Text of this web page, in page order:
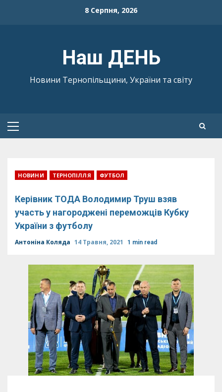
8 Серпня, 2026
Наш ДЕНЬ
Новини Тернопільщини, України та світу
Primary
НОВИНИ ТЕРНОПІЛЛЯ ФУТБОЛ
Керівник ТОДА Володимир Труш взяв
участь у нагороджені переможців Кубку
України з футболу
Антоніна Коляда 14 Травня, 2021 1 min read